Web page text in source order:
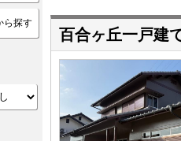
百合ヶ丘一戸建
ら探す